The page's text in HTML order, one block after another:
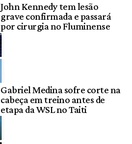
John Kennedy tem lesão
grave confirmada e passará
por cirurgia no Fluminense
Gabriel Medina sofre corte na
cabeça em treino antes de
etapa da WSL no Taiti